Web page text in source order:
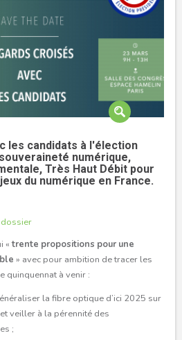
les candidats à l'élection
numérique,
Très Haut Débit pour
du numérique en France.
«trente propositions pour une
» avec pour ambition de tracer les
quinquennat à venir :
la fibre optique d’ici 2025 sur
veiller à la pérennité des
;